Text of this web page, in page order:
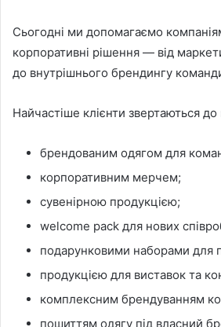
Сьогодні ми допомагаємо
корпоративні рішення — від
до внутрішнього брендингу
Найчастіше клієнти звертаються до
брендованим одягом для
корпоративним мерчем;
сувенірною продукцією;
welcome pack для нових
подарунковими наборами для
продукцією для виставок та
комплексним брендуванням
пошиттям одягу під власний